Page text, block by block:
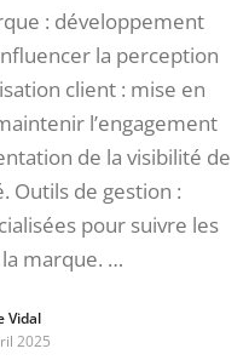
: développement
la perception
client : mise en
l’engagement
de la visibilité de
Outils de gestion :
pour suivre les
marque. …
Vidal
2025